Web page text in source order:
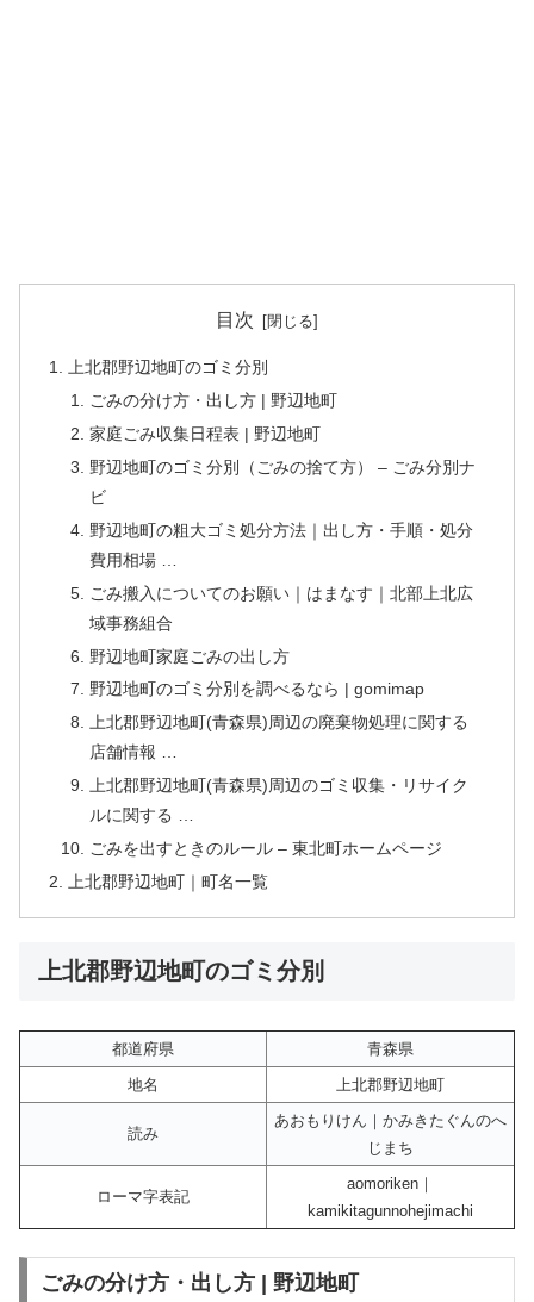
目次
上北郡野辺地町のゴミ分別
ごみの分け方・出し方 | 野辺地町
家庭ごみ収集日程表 | 野辺地町
野辺地町のゴミ分別（ごみの捨て方） – ごみ分別ナ
ビ
野辺地町の粗大ゴミ処分方法｜出し方・手順・処分
費用相場 …
ごみ搬入についてのお願い｜はまなす｜北部上北広
域事務組合
野辺地町家庭ごみの出し方
野辺地町のゴミ分別を調べるなら | gomimap
上北郡野辺地町(青森県)周辺の廃棄物処理に関する
店舗情報 …
上北郡野辺地町(青森県)周辺のゴミ収集・リサイク
ルに関する …
ごみを出すときのルール – 東北町ホームページ
上北郡野辺地町｜町名一覧
上北郡野辺地町のゴミ分別
都道府県
青森県
地名
上北郡野辺地町
読み
あおもりけん｜かみきたぐんのへ
じまち
ローマ字表記
aomoriken｜
kamikitagunnohejimachi
ごみの分け方・出し方 | 野辺地町